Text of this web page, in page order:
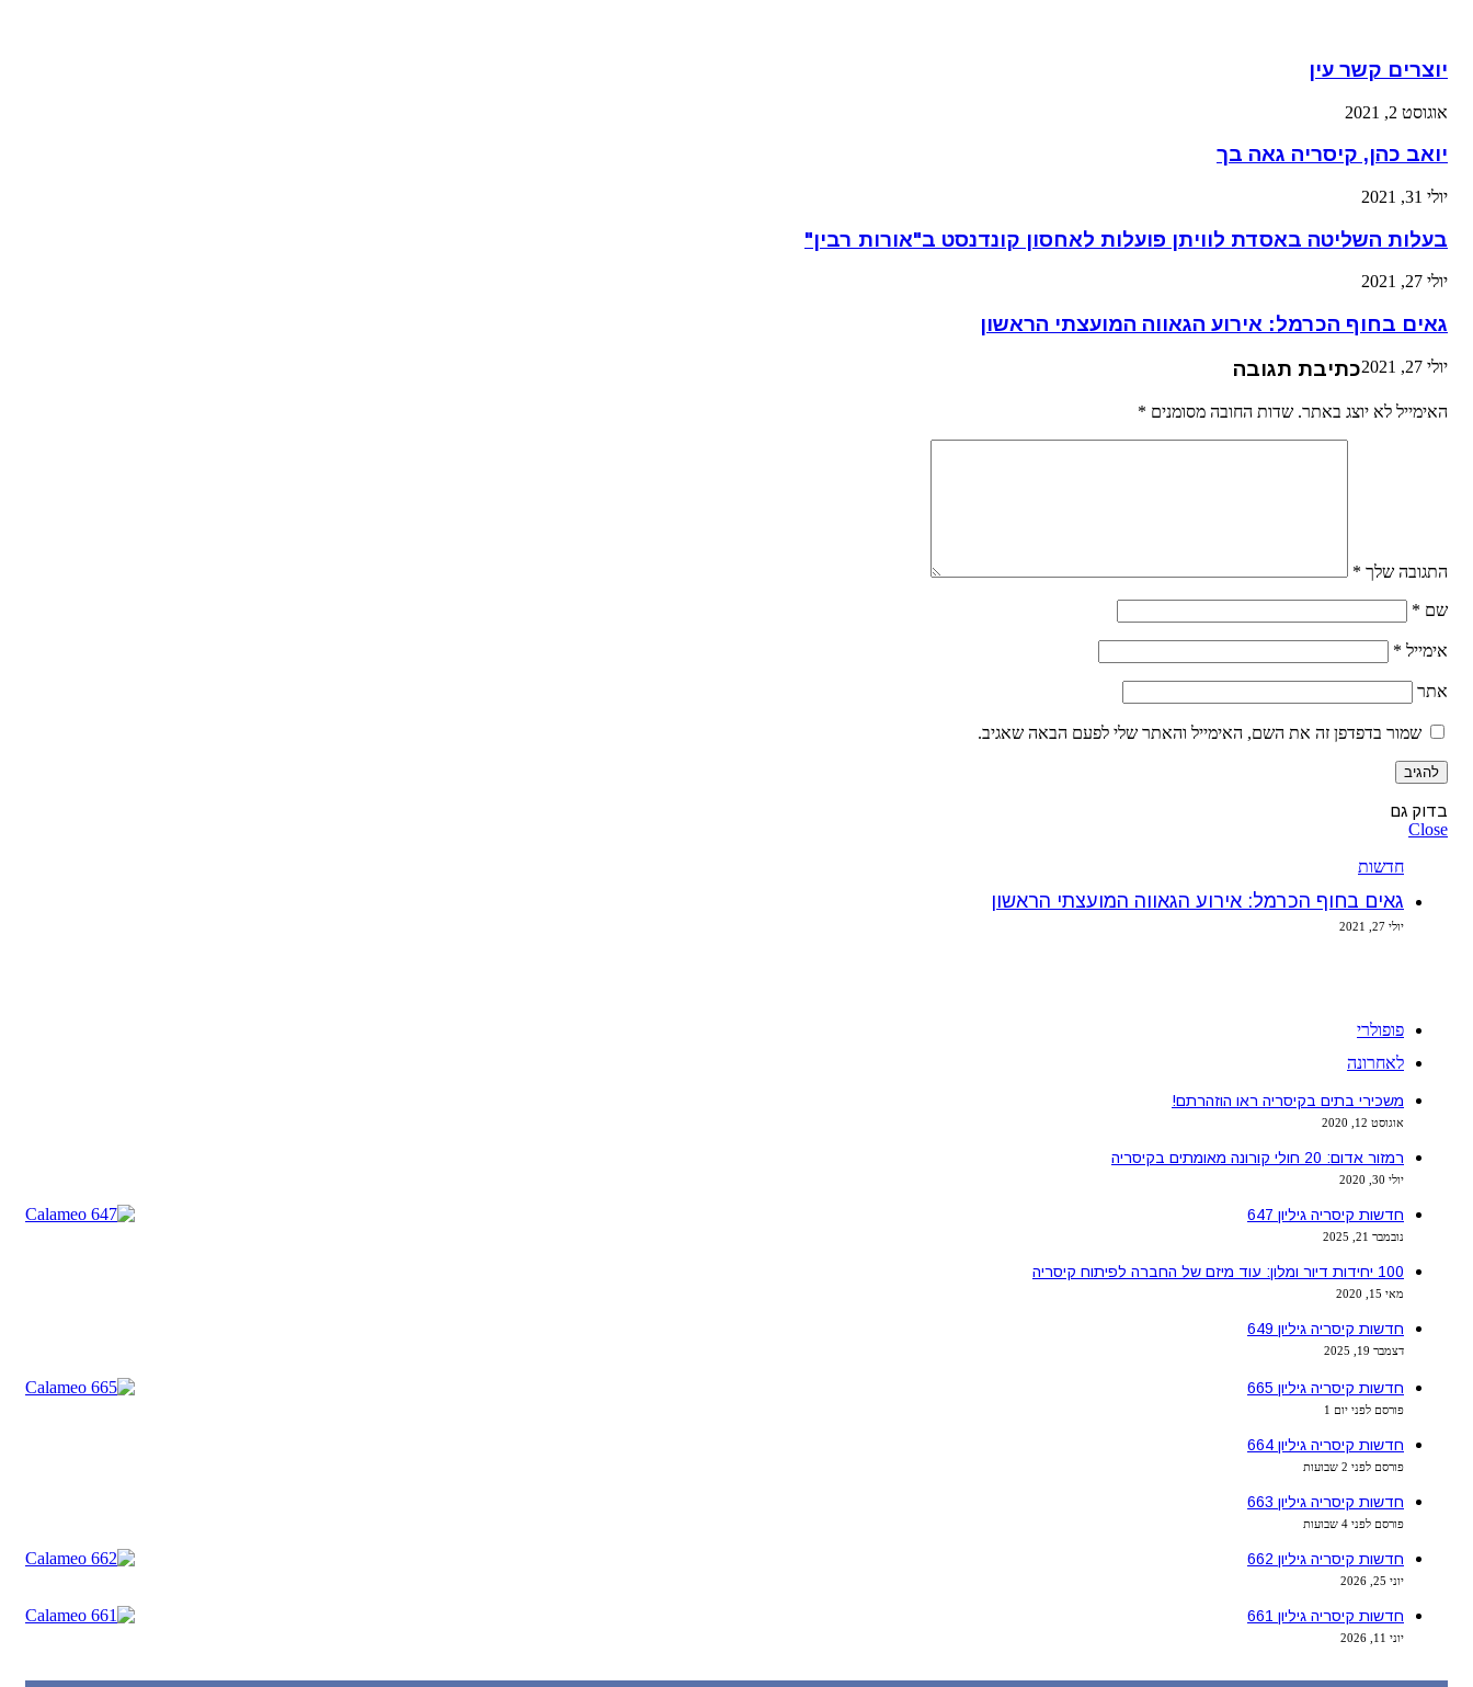
יוצרים קשר עין
אוגוסט 2, 2021
יואב כהן, קיסריה גאה בך
יולי 31, 2021
בעלות השליטה באסדת לוויתן פועלות לאחסון קונדנסט ב"אורות רבין"
יולי 27, 2021
גאים בחוף הכרמל: אירוע הגאווה המועצתי הראשון
יולי 27, 2021 כתיבת תגובה
האימייל לא יוצג באתר. שדות החובה מסומנים *
התגובה שלך *
שם *
אימייל *
אתר
שמור בדפדפן זה את השם, האימייל והאתר שלי לפעם הבאה שאגיב.
בדוק גם
Close
חדשות
גאים בחוף הכרמל: אירוע הגאווה המועצתי הראשון
יולי 27, 2021
פופולרי
לאחרונה
משכירי בתים בקיסריה ראו הוזהרתם!
אוגוסט 12, 2020
רמזור אדום: 20 חולי קורונה מאומתים בקיסריה
יולי 30, 2020
חדשות קיסריה גיליון 647
נובמבר 21, 2025
100 יחידות דיור ומלון: עוד מיזם של החברה לפיתוח קיסריה
מאי 15, 2020
חדשות קיסריה גיליון 649
דצמבר 19, 2025
חדשות קיסריה גיליון 665
פורסם לפני יום 1
חדשות קיסריה גיליון 664
פורסם לפני 2 שבועות
חדשות קיסריה גיליון 663
פורסם לפני 4 שבועות
חדשות קיסריה גיליון 662
יוני 25, 2026
חדשות קיסריה גיליון 661
יוני 11, 2026